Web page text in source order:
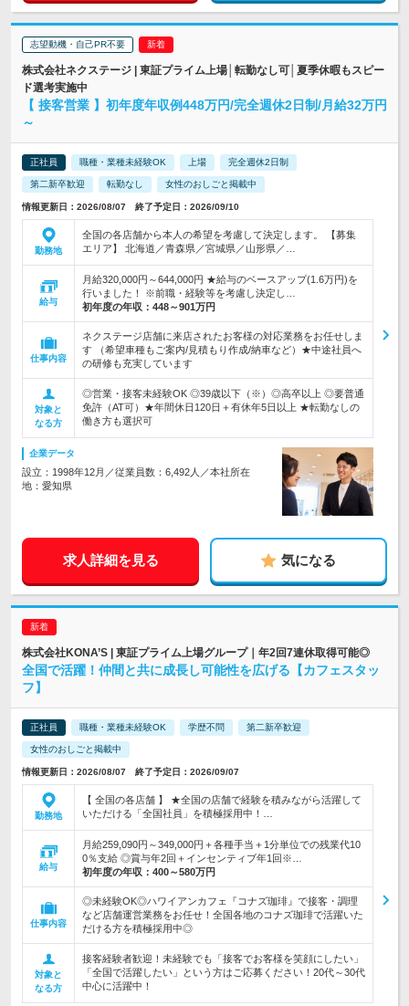
志望動機・自己PR不要
株式会社ネクステージ | 東証プライム上場│転勤なし可│夏季休暇もスピー
ド選考実施中
【 接客営業 】初年度年収例448万円/完全週休2日制/月給32万円
～
正社員 職種・業種未経験OK 上場 完全週休2日制
第二新卒歓迎 転勤なし 女性のおしごと掲載中
情報更新日：2026/08/07 終了予定日：2026/09/10
勤務地
全国の各店舗から本人の希望を考慮して決定します。 【募集
エリア】 北海道／青森県／宮城県／山形県／…
給与
月給320,000円～644,000円 ★給与のベースアップ(1.6万円)を
行いました！ ※前職・経験等を考慮し決定し…
初年度の年収： 448～901万円
仕事内容
ネクステージ店舗に来店されたお客様の対応業務をお任せしま
す （希望車種もご案内/見積もり作成/納車など）★中途社員へ
の研修も充実しています
対象と
なる方
◎営業・接客未経験OK ◎39歳以下（※）◎高卒以上 ◎要普通
免許（AT可）★年間休日120日＋有休年5日以上 ★転勤なしの
働き方も選択可
企業データ
設立：1998年12月／従業員数：6,492人／本社所在
地：愛知県
求人詳細を見る 気になる
株式会社KONA’S | 東証プライム上場グループ｜年2回7連休取得可能◎
全国で活躍！仲間と共に成長し可能性を広げる【カフェスタッ
フ】
正社員 職種・業種未経験OK 学歴不問 第二新卒歓迎
女性のおしごと掲載中
情報更新日：2026/08/07 終了予定日：2026/09/07
勤務地
【 全国の各店舗 】 ★全国の店舗で経験を積みながら活躍して
いただける「全国社員」を積極採用中！…
給与
月給259,090円～349,000円＋各種手当＋1分単位での残業代10
0％支給 ◎賞与年2回＋インセンティブ年1回※…
初年度の年収： 400～580万円
仕事内容
◎未経験OK◎ハワイアンカフェ『コナズ珈琲』で接客・調理
など店舗運営業務をお任せ！全国各地のコナズ珈琲で活躍いた
だける方を積極採用中◎
対象と
なる方
接客経験者歓迎！未経験でも「接客でお客様を笑顔にしたい」
「全国で活躍したい」という方はご応募ください！20代～30代
中心に活躍中！